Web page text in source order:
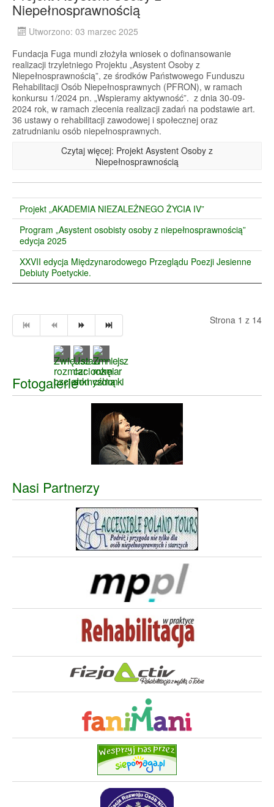
Niepełnosprawnością
Utworzono: 03 marzec 2025
Fundacja Fuga mundi złożyła wniosek o dofinansowanie
realizacji trzyletniego Projektu „Asystent Osoby z
Niepełnosprawnością”, ze środków Państwowego Funduszu
Rehabilitacji Osób Niepełnosprawnych (PFRON), w ramach
konkursu 1/2024 pn. „Wspieramy aktywność”. z dnia 30-09-
2024 rok, w ramach zlecenia realizacji zadań na podstawie art.
36 ustawy o rehabilitacji zawodowej i społecznej oraz
zatrudnianiu osób niepełnosprawnych.
Czytaj więcej: Projekt Asystent Osoby z
Niepełnosprawnością
Projekt „AKADEMIA NIEZALEŻNEGO ŻYCIA IV”
Program „Asystent osobisty osoby z niepełnosprawnością”
edycja 2025
XXVII edycja Międzynarodowego Przeglądu Poezji Jesienne
Debiuty Poetyckie.
Strona 1 z 14
Fotogalerie
Nasi Partnerzy